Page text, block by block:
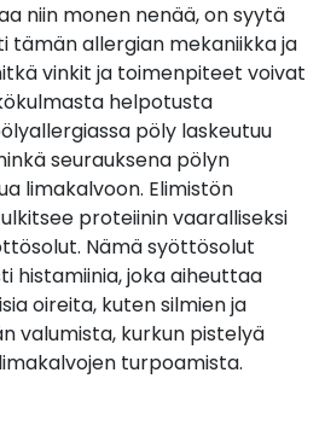
niin monen nenää, on syytä
tämän allergian mekaniikka ja
vinkit ja toimenpiteet voivat
helpotusta
pöly laskeutuu
seurauksena pölyn
limakalvoon. Elimistön
proteiinin vaaralliseksi
Nämä syöttösolut
histamiinia, joka aiheuttaa
oireita, kuten silmien ja
valumista, kurkun pistelyä
turpoamista.